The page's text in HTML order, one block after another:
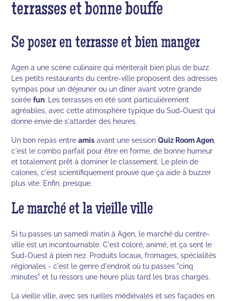
terrasses et bonne bouffe
Se poser en terrasse et bien manger
Agen a une scène culinaire qui mériterait bien plus de buzz.
Les petits restaurants du centre-ville proposent des adresses
sympas pour un déjeuner ou un dîner avant votre grande
soiréefun. Les terrasses en été sont particulièrement
agréables, avec cette atmosphère typique du Sud-Ouest qui
donne envie de s'attarder des heures.
Un bon repas entreamis avant une sessionQuiz Room Agen
c'est le combo parfait pour être en forme, de bonne humeur
et totalement prêt à dominer le classement. Le plein de
calories, c'est scientifiquement prouvé que ça aide à buzzer
plus vite. Enfin, presque.
Le marché et la vieille ville
Si tu passes un samedi matin à Agen, le marché du centre-
ville est un incontournable. C'est coloré, animé, et ça sent le
Sud-Ouest à plein nez. Produits locaux, fromages, spécialités
régionales - c'est le genre d'endroit où tu passes "cinq
minutes" et tu ressors une heure plus tard les bras chargés.
La vieille ville, avec ses ruelles médiévales et ses façades en